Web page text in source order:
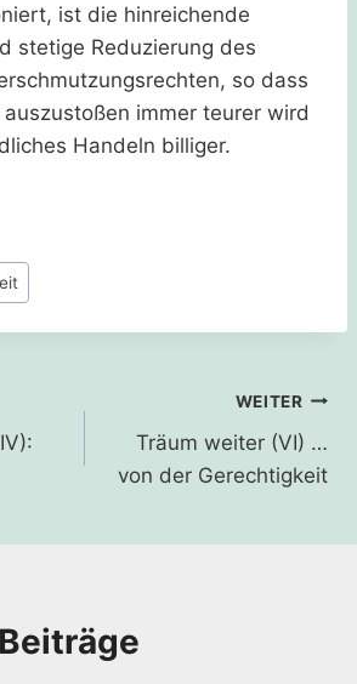
ist die hinreichende
stetige Reduzierung des
so dass
auszustoßen immer teurer wird
Handeln billiger.
WEITER
Träum weiter (VI) …
von der Gerechtigkeit